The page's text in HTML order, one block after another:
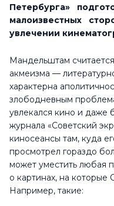
Петербурга»
малоизвестных
увлечении
Мандельштам
акмеизма —
характерна
злободневным
увлекался кино и даже
журнала «Советский
киносеансы там, куда
просмотрел гораздо
может уместить любая
о картинах, на которые
Например, такие: